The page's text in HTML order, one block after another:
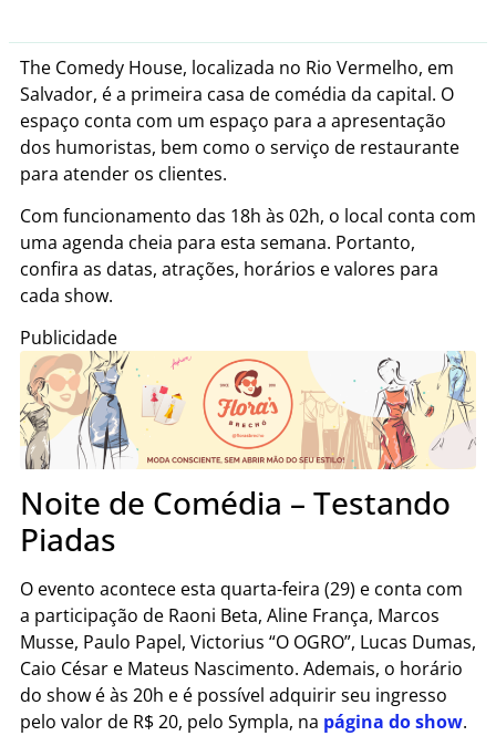
The Comedy House, localizada no Rio Vermelho, em
Salvador, é a primeira casa de comédia da capital. O
espaço conta com um espaço para a apresentação
dos humoristas, bem como o serviço de restaurante
para atender os clientes.
Com funcionamento das 18h às 02h, o local conta com
uma agenda cheia para esta semana. Portanto,
confira as datas, atrações, horários e valores para
cada show.
Publicidade
Noite de Comédia – Testando
Piadas
O evento acontece esta quarta-feira (29) e conta com
a participação de Raoni Beta, Aline França, Marcos
Musse, Paulo Papel, Victorius “O OGRO”, Lucas Dumas,
Caio César e Mateus Nascimento. Ademais, o horário
do show é às 20h e é possível adquirir seu ingresso
pelo valor de R$ 20, pelo Sympla, na página do show.